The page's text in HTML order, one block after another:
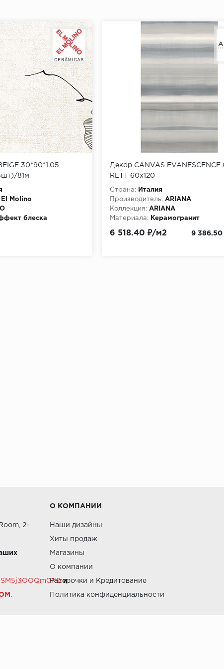
30*90*1.05
81м
El Molino
блеска
Декор CANVAS EVANESCENCE
RETT 60x120
Страна:
Италия
Производитель: ARIANA
Коллекция: ARIANA
Материала:
Керамогранит
6 518.40 ₽/м2 9 386.50
2-
и
.
О КОМПАНИИ
Наши дизайны
Хиты продаж
Магазины
О компании
Рассрочки и Кредитование
Политика конфиденциальности